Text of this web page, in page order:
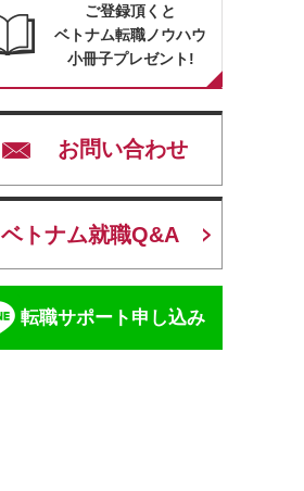
ご登録頂くと
ベトナム転職ノウハウ
小冊子プレゼント!
お問い合わせ
ベトナム就職Q&A
転職サポート申し込み